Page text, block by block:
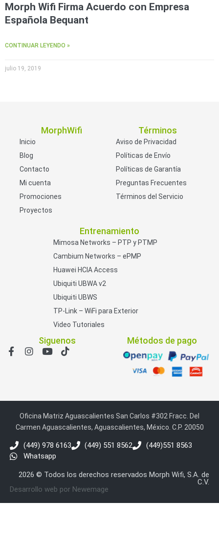
Morph Wifi Firma Acuerdo con Empresa
Española Bequant
CONTINUAR LEYENDO »
julio 19, 2019
MorphWifi
Inicio
Blog
Contacto
Mi cuenta
Promociones
Proyectos
Términos
Aviso de Privacidad
Políticas de Envío
Políticas de Garantía
Preguntas Frecuentes
Términos del Servicio
Entrenamiento
Mimosa Networks – PTP y PTMP
Cambium Networks – ePMP
Huawei HCIA Access
Ubiquiti UBWA v2
Ubiquiti UBWS
TP-Link – WiFi para Exterior
Video Tutoriales
Siguenos Métodos de pago
Oficina Matriz Aguascalientes San Carlos #302 Fracc. Del
Carmen Aguascalientes, Aguascalientes, México. C.P. 20050
(449) 978 6163 (449) 551 8562
(449)551 8563
Whatsapp
2026 © Todos los derechos reservados Morph Wifi, S.A. de
C.V.
Desarrollo web por Newemage